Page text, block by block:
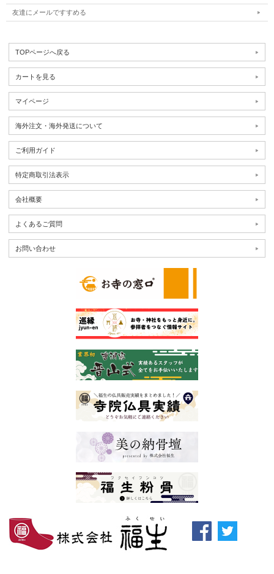
友達にメールですすめる
TOPページへ戻る
カートを見る
マイページ
海外注文・海外発送について
ご利用ガイド
特定商取引法表示
会社概要
よくあるご質問
お問い合わせ